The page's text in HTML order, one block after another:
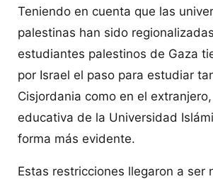
Teniendo en cuenta que las
palestinas han sido
estudiantes palestinos de Gaza
por Israel el paso para estudiar
Cisjordania como en el
educativa de la Universidad
forma más evidente.
Estas restricciones llegaron a ser